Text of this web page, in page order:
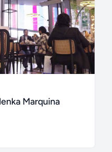
Marquina